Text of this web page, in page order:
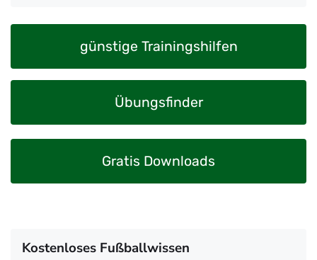
günstige Trainingshilfen
Übungsfinder
Gratis Downloads
Kostenloses Fußballwissen